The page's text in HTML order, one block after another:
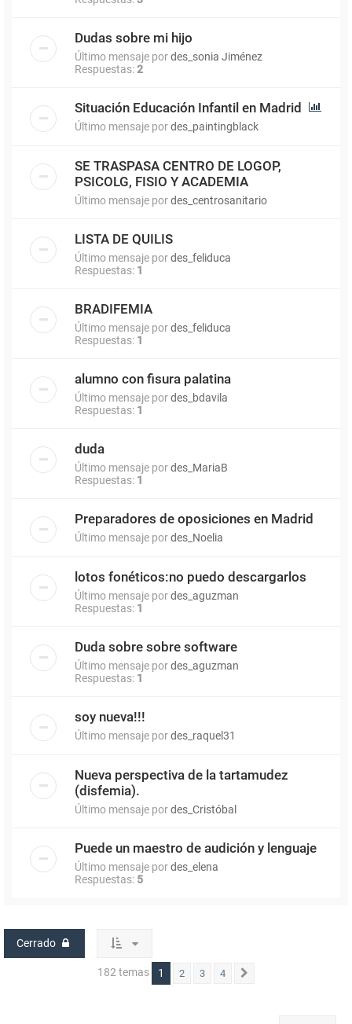
Dudas sobre mi hijo
Último mensaje pordes_sonia Jiménez
Respuestas:2
Situación Educación Infantil en Madrid
Último mensaje pordes_paintingblack
SE TRASPASA CENTRO DE LOGOP,
PSICOLG, FISIO Y ACADEMIA
Último mensaje pordes_centrosanitario
LISTA DE QUILIS
Último mensaje pordes_feliduca
Respuestas: 1
BRADIFEMIA
Último mensaje pordes_feliduca
Respuestas: 1
alumno con fisura palatina
Último mensaje pordes_bdavila
Respuestas: 1
duda
Último mensaje pordes_MariaB
Respuestas: 1
Preparadores de oposiciones en Madrid
Último mensaje pordes_Noelia
lotos fonéticos:no puedo descargarlos
Último mensaje pordes_aguzman
Respuestas: 1
Duda sobre sobre software
Último mensaje pordes_aguzman
Respuestas: 1
soy nueva!!!
Último mensaje pordes_raquel31
Nueva perspectiva de la tartamudez
(disfemia).
Último mensaje pordes_Cristóbal
Puede un maestro de audición y lenguaje
Último mensaje pordes_elena
Respuestas: 5
Cerrado
182 temas 1 2 3 4